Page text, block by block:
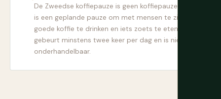
De Zweedse koffiepauze is geen koffiepauze. Het
is een geplande pauze om met mensen te zitten,
goede koffie te drinken en iets zoets te eten. Het
gebeurt minstens twee keer per dag en is niet
onderhandelbaar.